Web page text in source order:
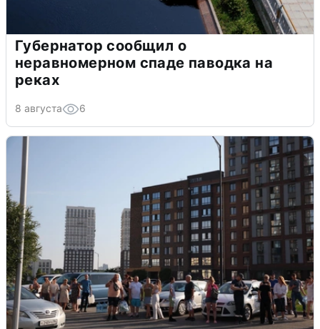
Губернатор сообщил о
неравномерном спаде паводка на
реках
8 августа 6